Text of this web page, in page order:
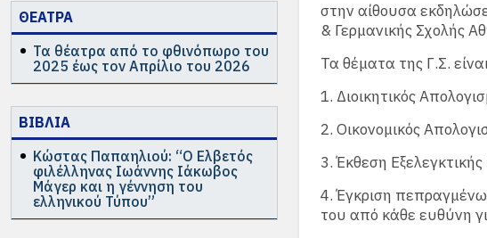
ΘΕΑΤΡΑ
Τα θέατρα από το φθινόπωρο του
2025 έως τον Απρίλιο του 2026
ΒΙΒΛΙΑ
Κώστας Παπαηλιού: “Ο Ελβετός
φιλέλληνας Ιωάννης Ιάκωβος
Μάγερ και η γέννηση του
ελληνικού Τύπου”
στην αίθουσα
& Γερμανικής Σχολής
Τα θέματα της Γ.Σ.
1. Διοικητικός
2. Οικονομικός
3. Έκθεση
4. Έγκριση
του από κάθε ευθύνη